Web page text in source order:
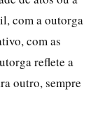
com a outorga
com as
reflete a
outro, sempre